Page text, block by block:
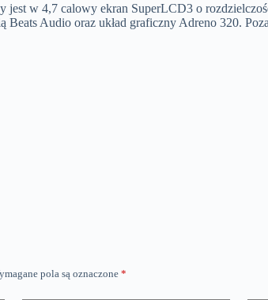
jest w 4,7 calowy ekran SuperLCD3 o
Beats Audio oraz układ graficzny Adreno 320.
pola są oznaczone *